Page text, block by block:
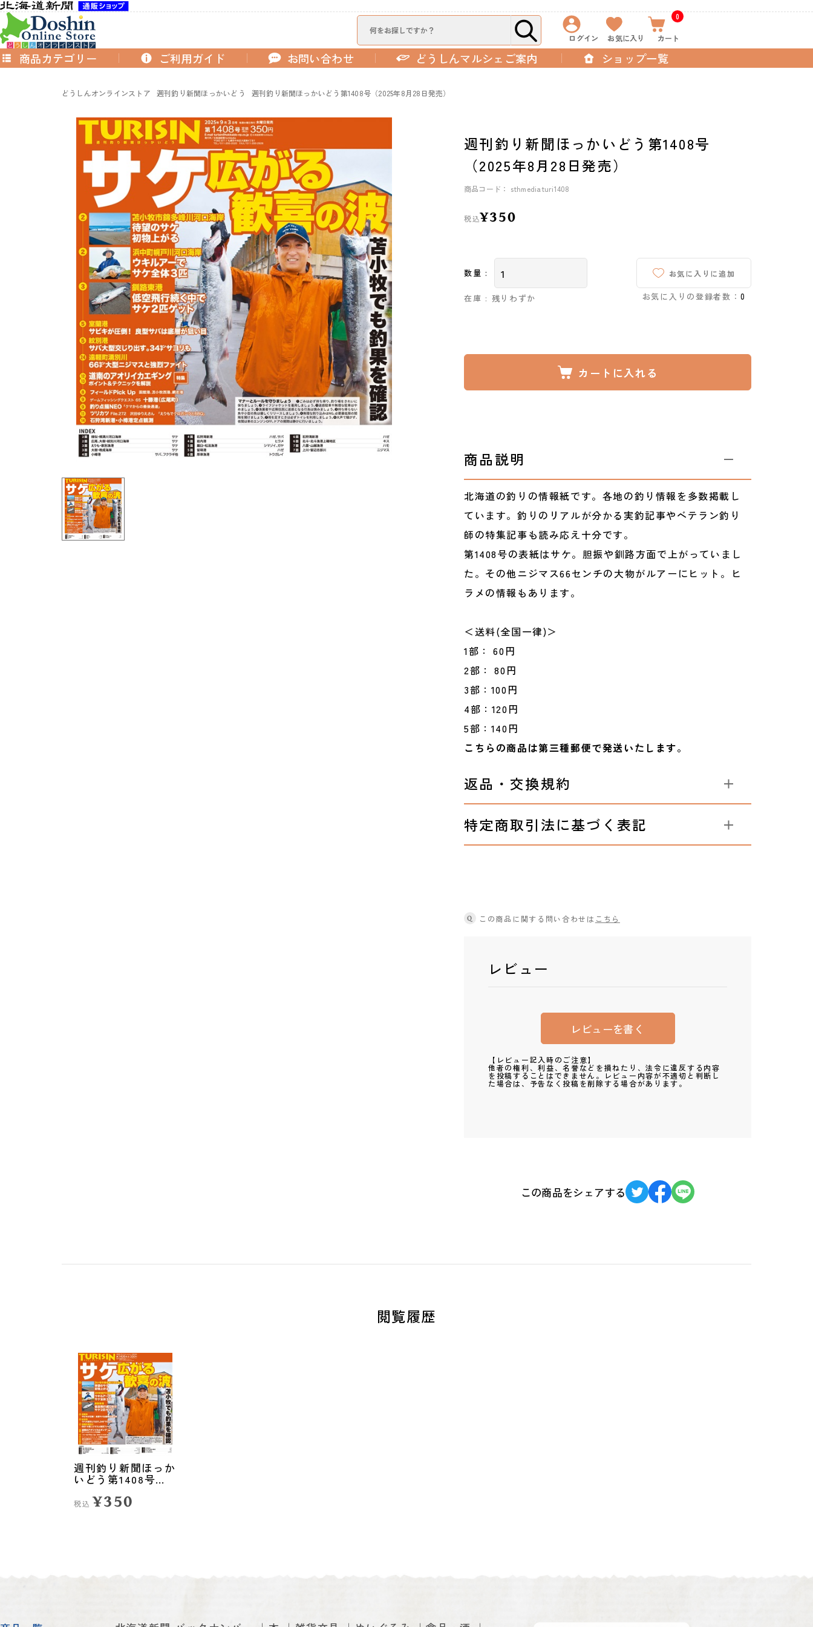
ログイン お気に入り
0
カート
商品カテゴリー ショップ一覧
ご利用ガイド お問い合わせ どうしんマルシェご案内
どうしんオンラインストア 週刊釣り新聞ほっかいどう 週刊釣り新聞ほっかいどう第1408号（2025年8月28日発売）
週刊釣り新聞ほっかいどう第1408号
（2025年8月28日発売）
商品コード： sthmediaturi1408
税込¥350
数量 :
在庫 : 残りわずか
お気に入りに追加
お気に入りの登録者数： 0
カートに入れる
商品説明
北海道の釣りの情報紙です。各地の釣り情報を多数掲載し
ています。釣りのリアルが分かる実釣記事やベテラン釣り
師の特集記事も読み応え十分です。
第1408号の表紙はサケ。胆振や釧路方面で上がっていまし
た。その他ニジマス66センチの大物がルアーにヒット。ヒ
ラメの情報もあります。
＜送料(全国一律)＞
1部： 60円
2部： 80円
3部：100円
4部：120円
5部：140円
こちらの商品は第三種郵便で発送いたします。
返品・交換規約
特定商取引法に基づく表記
Q この商品に関する問い合わせは こちら
レビュー
レビューを書く
【レビュー記入時のご注意】
他者の権利、利益、名誉などを損ねたり、法令に違反する内容
を投稿することはできません。レビュー内容が不適切と判断し
た場合は、予告なく投稿を削除する場合があります。
この商品をシェアする
閲覧履歴
週刊釣り新聞ほっか
いどう第1408号
売）
税込 ¥350